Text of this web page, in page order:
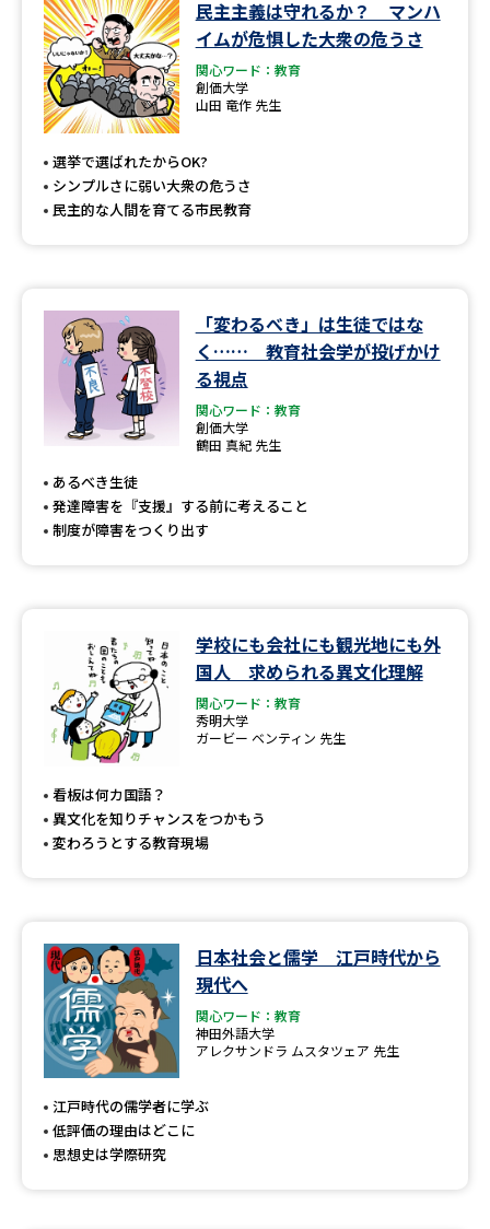
民主主義は守れるか？ マンハ
イムが危惧した大衆の危うさ
関心ワード：教育
創価大学
山田 竜作 先生
選挙で選ばれたからOK?
シンプルさに弱い大衆の危うさ
民主的な人間を育てる市民教育
「変わるべき」は生徒ではな
く…… 教育社会学が投げかけ
る視点
関心ワード：教育
創価大学
鶴田 真紀 先生
あるべき生徒
発達障害を『支援』する前に考えること
制度が障害をつくり出す
学校にも会社にも観光地にも外
国人 求められる異文化理解
関心ワード：教育
秀明大学
ガービー ベンティン 先生
看板は何カ国語？
異文化を知りチャンスをつかもう
変わろうとする教育現場
日本社会と儒学 江戸時代から
現代へ
関心ワード：教育
神田外語大学
アレクサンドラ ムスタツェア 先生
江戸時代の儒学者に学ぶ
低評価の理由はどこに
思想史は学際研究